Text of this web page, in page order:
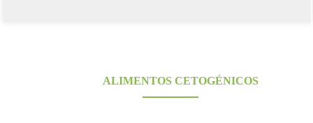
ALIMENTOS CETOGÉNICOS